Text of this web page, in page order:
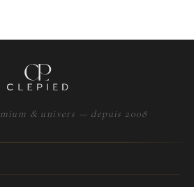
& univers — depuis 2008